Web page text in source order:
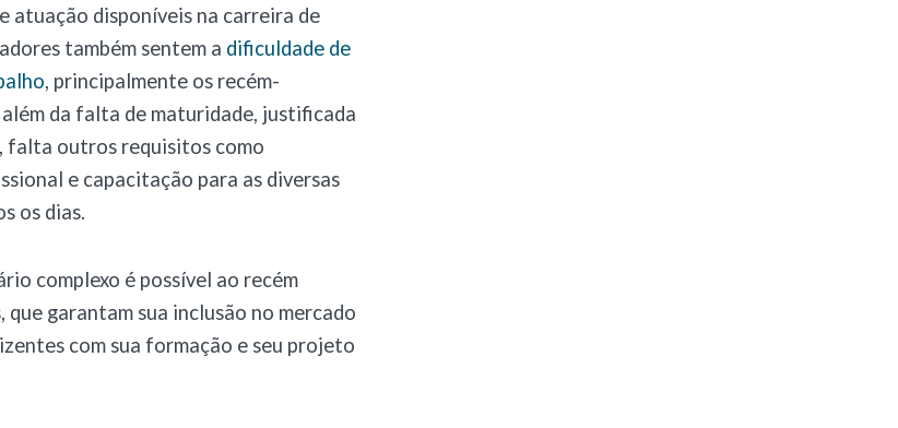
atuação disponíveis na carreira de
também sentem a dificuldade de
, principalmente os recém-
da falta de maturidade, justificada
falta outros requisitos como
e capacitação para as diversas
os dias.
complexo é possível ao recém
garantam sua inclusão no mercado
com sua formação e seu projeto